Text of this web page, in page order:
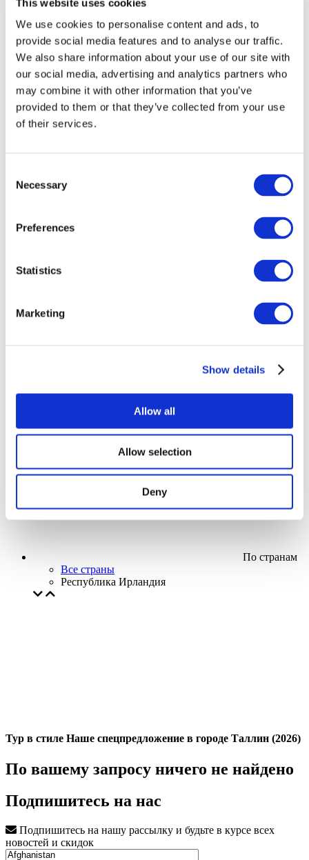
This website uses cookies
We use cookies to personalise content and ads, to
provide social media features and to analyse our traffic.
We also share information about your use of our site with
our social media, advertising and analytics partners who
may combine it with other information that you’ve
provided to them or that they’ve collected from your use
of their services.
Selection
Necessary
Preferences
Statistics
Marketing
Show details
Allow all
Allow selection
Deny
Творческий вечер
Наше спецпредложение
Применить
По странам
Все страны
Республика Ирландия
Тур в стиле Наше спецпредложение в городе Таллин (2026)
По вашему запросу ничего не найдено
Подпишитесь на нас
Подпишитесь на нашу рассылку и будьте в курсе всех
новостей и скидок